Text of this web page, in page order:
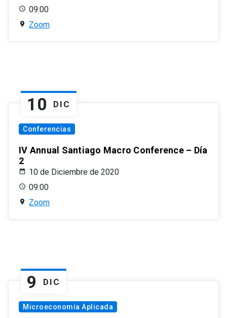
09:00
Zoom
10 DIC
Conferencias
IV Annual Santiago Macro Conference – Día
2
10 de Diciembre de 2020
09:00
Zoom
9 DIC
Microeconomía Aplicada